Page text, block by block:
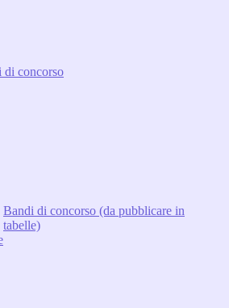
di concorso
Bandi di concorso (da pubblicare in
tabelle)